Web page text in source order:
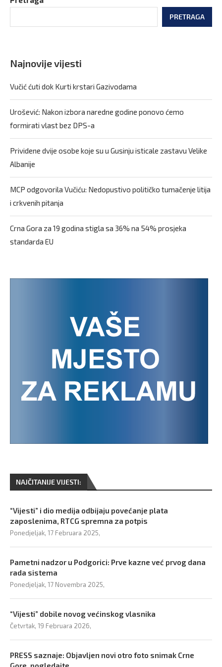
PRETRAGA
Najnovije vijesti
Vučić ćuti dok Kurti krstari Gazivodama
Urošević: Nakon izbora naredne godine ponovo ćemo
formirati vlast bez DPS-a
Prividene dvije osobe koje su u Gusinju isticale zastavu Velike
Albanije
MCP odgovorila Vučiću: Nedopustivo političko tumačenje litija
i crkvenih pitanja
Crna Gora za 19 godina stigla sa 36% na 54% prosjeka
standarda EU
NAJČITANIJE VIJESTI:
“Vijesti” i dio medija odbijaju povećanje plata
zaposlenima, RTCG spremna za potpis
Ponedjeljak, 17 Februara 2025,
Pametni nadzor u Podgorici: Prve kazne već prvog dana
rada sistema
Ponedjeljak, 17 Novembra 2025,
“Vijesti” dobile novog većinskog vlasnika
Četvrtak, 19 Februara 2026,
PRESS saznaje: Objavljen novi otro foto snimak Crne